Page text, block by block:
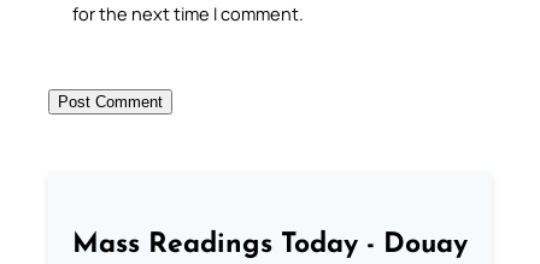
for the next time I comment.
Mass Readings Today - Douay